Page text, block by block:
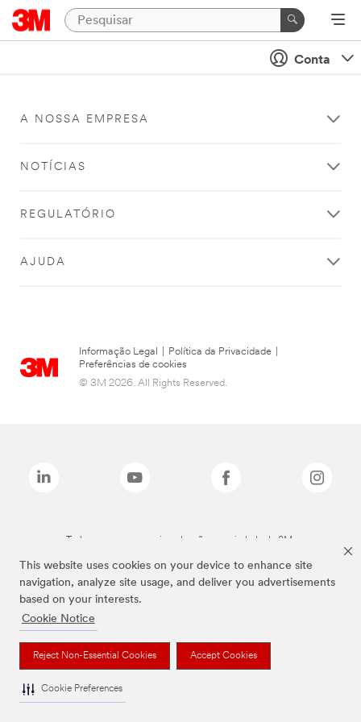
This website uses cookies on your device to enhance site
navigation, analyze site usage, and deliver you advertisements
based on your interests.
Cookie Notice
Reject Non-Essential Cookies Accept Cookies
Cookie Preferences
Conta
A NOSSA EMPRESA
NOTÍCIAS
REGULATÓRIO
AJUDA
Informação Legal Política da Privacidade
Preferências de cookies
© 3M 2026. All Rights Reserved.
Todas as marcas mencionadas são propriedade da 3M.